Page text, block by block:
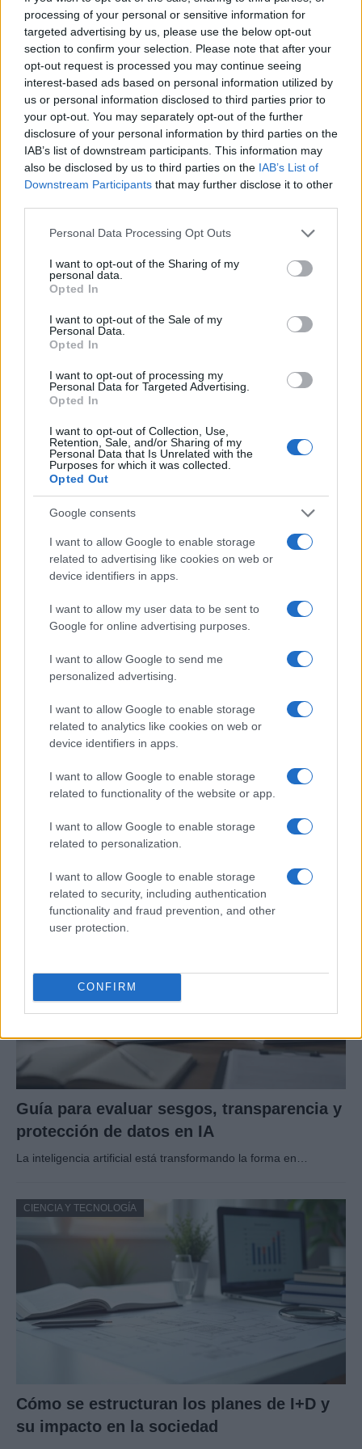
processing of your personal or sensitive information for
targeted advertising by us, please use the below opt-out
section to confirm your selection. Please note that after your
opt-out request is processed you may continue seeing
interest-based ads based on personal information utilized by
us or personal information disclosed to third parties prior to
your opt-out. You may separately opt-out of the further
disclosure of your personal information by third parties on the
IAB’s list of downstream participants. This information may
also be disclosed by us to third parties on the IAB’s List of
Downstream Participants that may further disclose it to other
Please note that this website/app uses one or more Google
not limited to your visit or usage behaviour. You may click to
grant or deny consent to Google and its third-party tags to
use your data for below specified purposes in below Google
consent section.
Personal Data Processing Opt Outs
I want to opt-out of the Sharing of my
personal data.
Opted In
I want to opt-out of the Sale of my
Personal Data.
Opted In
I want to opt-out of processing my
Personal Data for Targeted Advertising.
Opted In
I want to opt-out of Collection, Use,
Retention, Sale, and/or Sharing of my
Personal Data that Is Unrelated with the
Purposes for which it was collected.
Opted Out
Google consents
I want to allow Google to enable storage
related to advertising like cookies on web or
device identifiers in apps.
I want to allow my user data to be sent to
Google for online advertising purposes.
I want to allow Google to send me
personalized advertising.
I want to allow Google to enable storage
related to analytics like cookies on web or
device identifiers in apps.
I want to allow Google to enable storage
related to functionality of the website or app.
I want to allow Google to enable storage
related to personalization.
I want to allow Google to enable storage
related to security, including authentication
functionality and fraud prevention, and other
user protection.
CONFIRM
CIENCIA Y TECNOLOGÍA
mitigaciones aplicadas
La inteligencia artificial ética es fundamental para un…
CIENCIA Y TECNOLOGÍA
Protocolos de seguridad ocular y
consejos para fotografiar eclipses solares
Un eclipse solar es un espectáculo natural que…
CIENCIA Y TECNOLOGÍA
emergentes y competencias clave
CIENCIA Y TECNOLOGÍA
Guía para evaluar sesgos, transparencia y
protección de datos en IA
La inteligencia artificial está transformando la forma en…
CIENCIA Y TECNOLOGÍA
Cómo se estructuran los planes de I+D y
su impacto en la sociedad